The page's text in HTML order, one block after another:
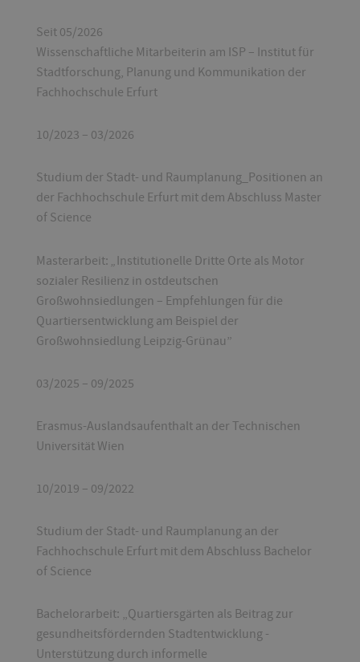
Seit 05/2026
Wissenschaftliche Mitarbeiterin am ISP – Institut für
Stadtforschung, Planung und Kommunikation der
Fachhochschule Erfurt
10/2023 – 03/2026
Studium der Stadt- und Raumplanung_Positionen an
der Fachhochschule Erfurt mit dem Abschluss Master
of Science
Masterarbeit: „ Institutionelle Dritte Orte als Motor
sozialer Resilienz in ostdeutschen
Großwohnsiedlungen – Empfehlungen für die
Quartiersentwicklung am Beispiel der
Großwohnsiedlung Leipzig-Grünau”
03/2025 – 09/2025
Erasmus-Auslandsaufenthalt an der Technischen
Universität Wien
10/2019 – 09/2022
Studium der Stadt- und Raumplanung an der
Fachhochschule Erfurt mit dem Abschluss Bachelor
of Science
Bachelorarbeit: „Quartiersgärten als Beitrag zur
gesundheitsfördernden Stadtentwicklung -
Unterstützung durch informelle